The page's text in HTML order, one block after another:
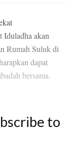
Iduladha akan
Rumah Suluk di
dapat
bersama.
to